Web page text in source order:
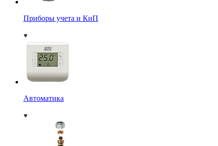
Приборы учета и КиП
Автоматика